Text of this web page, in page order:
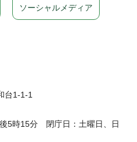
台1-1-1
5時15分 閉庁日：土曜日、日
ソーシャルメディア